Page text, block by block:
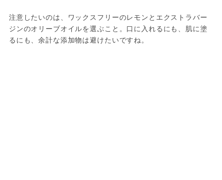
注意したいのは、ワックスフリーのレモンとエクストラバー
ジンのオリーブオイルを選ぶこと。口に入れるにも、肌に塗
るにも、余計な添加物は避けたいですね。